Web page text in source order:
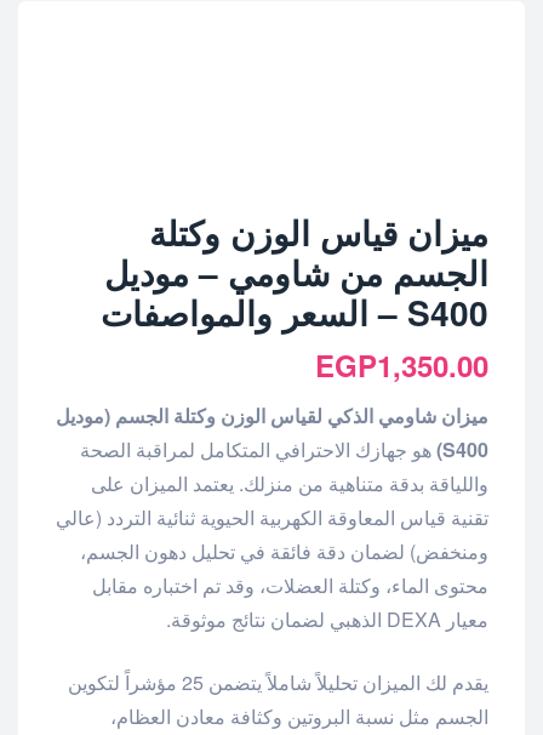
ميزان قياس الوزن وكتلة
الجسم من شاومي – موديل
S400 – السعر والمواصفات
EGP1,350.00
ميزان شاومي الذكي لقياس الوزن وكتلة الجسم (موديل
S400) هو جهازك الاحترافي المتكامل لمراقبة الصحة
واللياقة بدقة متناهية من منزلك. يعتمد الميزان على
تقنية قياس المعاوقة الكهربية الحيوية ثنائية التردد (عالي
ومنخفض) لضمان دقة فائقة في تحليل دهون الجسم،
محتوى الماء، وكتلة العضلات، وقد تم اختباره مقابل
معيار DEXA الذهبي لضمان نتائج موثوقة.
يقدم لك الميزان تحليلاً شاملاً يتضمن 25 مؤشراً لتكوين
الجسم مثل نسبة البروتين وكثافة معادن العظام،